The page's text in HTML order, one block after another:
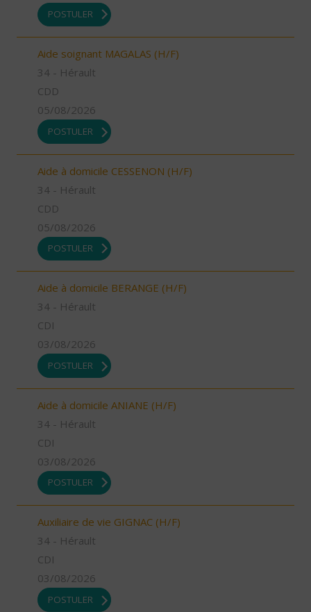
POSTULER
Aide soignant MAGALAS (H/F)
34 - Hérault
CDD
05/08/2026
POSTULER
Aide à domicile CESSENON (H/F)
34 - Hérault
CDD
05/08/2026
POSTULER
Aide à domicile BERANGE (H/F)
34 - Hérault
CDI
03/08/2026
POSTULER
Aide à domicile ANIANE (H/F)
34 - Hérault
CDI
03/08/2026
POSTULER
Auxiliaire de vie GIGNAC (H/F)
34 - Hérault
CDI
03/08/2026
POSTULER